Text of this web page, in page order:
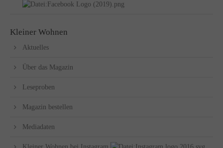
Kleiner Wohnen
Aktuelles
Über das Magazin
Leseproben
Magazin bestellen
Mediadaten